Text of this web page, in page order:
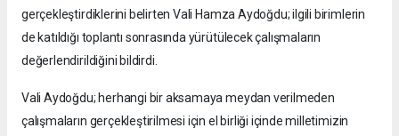
gerçekleştirdiklerini belirten Vali Hamza Aydoğdu; ilgili birimlerin
de katıldığı toplantı sonrasında yürütülecek çalışmaların
değerlendirildiğini bildirdi.
Vali Aydoğdu; herhangi bir aksamaya meydan verilmeden
çalışmaların gerçekleştirilmesi için el birliği içinde milletimizin